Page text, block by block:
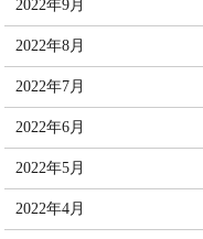
2022年9月
2022年8月
2022年7月
2022年6月
2022年5月
2022年4月